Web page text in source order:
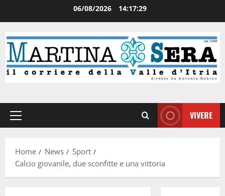
06/08/2026 14:17:30
VIVERE
Home News
Sport
Calcio giovanile, due sconfitte e una vittoria